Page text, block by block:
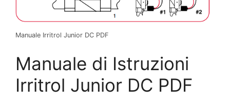
Manuale Irritrol Junior DC PDF
Manuale di Istruzioni
Irritrol Junior DC PDF